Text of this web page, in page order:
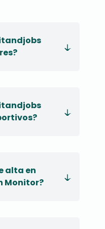
alta en
Monitor?